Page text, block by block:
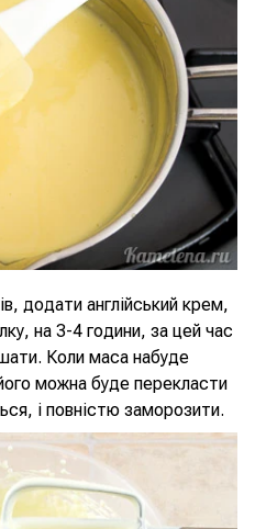
додати англійський крем,
на 3-4 години, за цей час
Коли маса набуде
можна буде перекласти
і повністю заморозити.